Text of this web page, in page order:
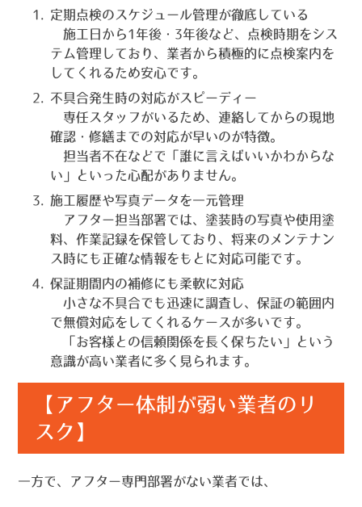
定期点検のスケジュール管理が徹底している
施工日から1年後・3年後など、点検時期をシス
テム管理しており、 業者から積極的に点検案内を
してくれる ため安心です。
不具合発生時の対応がスピーディー
専任スタッフがいるため、連絡してからの現地
確認・修繕までの対応が早いのが特徴。
担当者不在などで「誰に言えばいいかわからな
い」といった心配がありません。
施工履歴や写真データを一元管理
アフター担当部署では、塗装時の写真や使用塗
料、作業記録を保管しており、将来のメンテナン
ス時にも正確な情報をもとに対応可能です。
保証期間内の補修にも柔軟に対応
小さな不具合でも迅速に調査し、保証の範囲内
で無償対応をしてくれるケースが多いです。
「お客様との信頼関係を長く保ちたい」という
意識が高い業者に多く見られます。
【アフター体制が弱い業者のリ
スク】
一方で、アフター専門部署がない業者では、